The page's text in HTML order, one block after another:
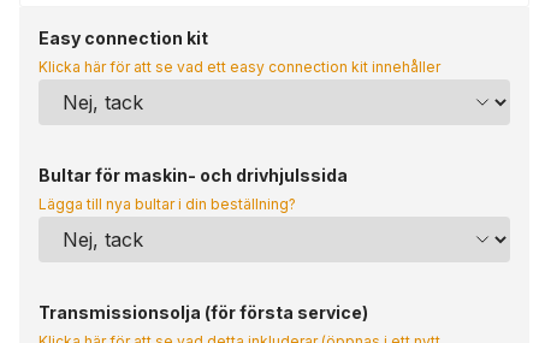
Easy connection kit
Klicka här för att se vad ett easy connection kit innehåller
Bultar för maskin- och drivhjulssida
Lägga till nya bultar i din beställning?
Transmissionsolja (för första service)